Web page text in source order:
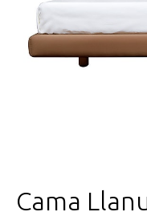
Cama